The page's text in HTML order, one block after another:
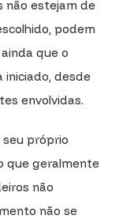
não estejam de
podem
que o
iniciado, desde
envolvidas.
próprio
que geralmente
não
não se